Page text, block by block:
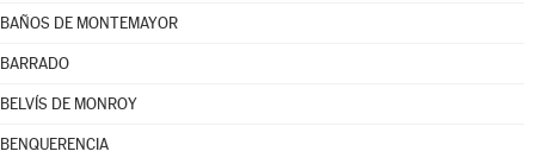
BAÑOS DE MONTEMAYOR
BARRADO
BELVÍS DE MONROY
BENQUERENCIA